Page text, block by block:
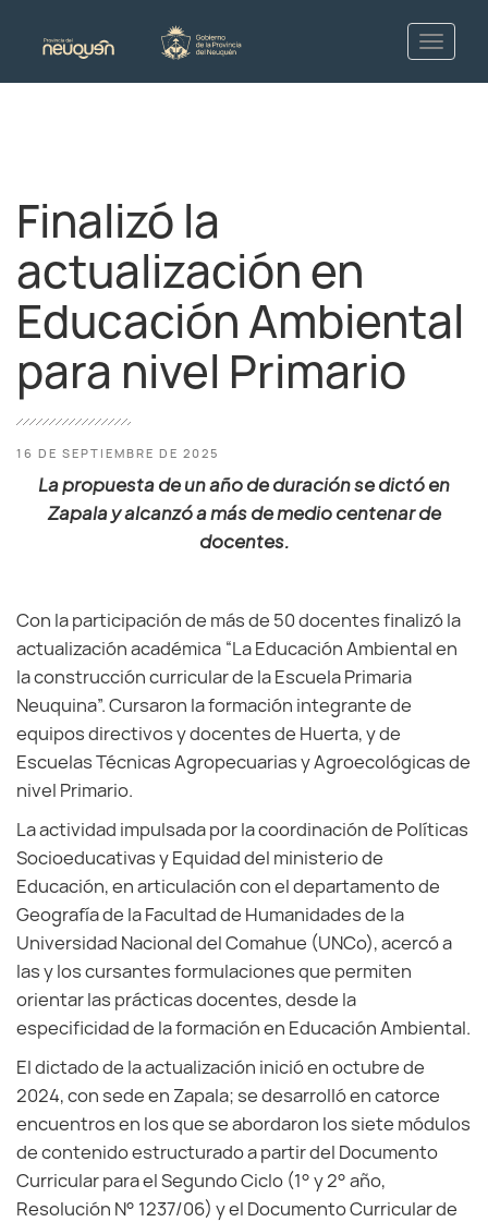
Finalizó la
actualización en
Educación Ambiental
para nivel Primario
16 DE SEPTIEMBRE DE 2025
La propuesta de un año de duración se dictó en
Zapala y alcanzó a más de medio centenar de
docentes.
Con la participación de más de 50 docentes finalizó la
actualización académica “La Educación Ambiental en
la construcción curricular de la Escuela Primaria
Neuquina”. Cursaron la formación integrante de
equipos directivos y docentes de Huerta, y de
Escuelas Técnicas Agropecuarias y Agroecológicas de
nivel Primario.
La actividad impulsada por la coordinación de Políticas
Socioeducativas y Equidad del ministerio de
Educación, en articulación con el departamento de
Geografía de la Facultad de Humanidades de la
Universidad Nacional del Comahue (UNCo), acercó a
las y los cursantes formulaciones que permiten
orientar las prácticas docentes, desde la
especificidad de la formación en Educación Ambiental.
El dictado de la actualización inició en octubre de
2024, con sede en Zapala; se desarrolló en catorce
encuentros en los que se abordaron los siete módulos
de contenido estructurado a partir del Documento
Curricular para el Segundo Ciclo (1° y 2° año,
Resolución N° 1237/06) y el Documento Curricular de